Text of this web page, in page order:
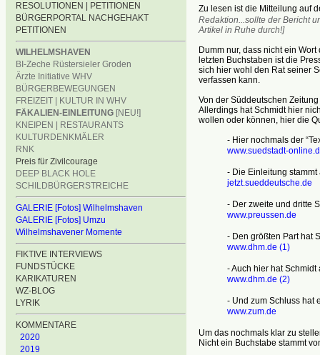
RESOLUTIONEN | PETITIONEN
BÜRGERPORTAL NACHGEHAKT
PETITIONEN
WILHELMSHAVEN
BI-Zeche Rüstersieler Groden
Ärzte Initiative WHV
BÜRGERBEWEGUNGEN
FREIZEIT | KULTUR IN WHV
FÄKALIEN-EINLEITUNG [NEU!]
KNEIPEN | RESTAURANTS
KULTURDENKMÄLER
RNK
Preis für Zivilcourage
DEEP BLACK HOLE
SCHILDBÜRGERSTREICHE
GALERIE [Fotos] Wilhelmshaven
GALERIE [Fotos] Umzu
Wilhelmshavener Momente
FIKTIVE INTERVIEWS
FUNDSTÜCKE
KARIKATUREN
WZ-BLOG
LYRIK
KOMMENTARE
2020
2019
Zu lesen ist die Mitteilung auf
Redaktion...sollte der Bericht
Artikel in Ruhe durch!]
Dumm nur, dass nicht ein
letzten Buchstaben ist die
sich hier wohl den Rat seiner
verfassen kann.
Von der Süddeutschen
Allerdings hat Schmidt hier
wollen oder können, hier die
- Hier nochmals der
www.suedstadt-
- Die Einleitung
jetzt.sueddeutsche.de
- Der zweite und dritte
www.preussen.de
- Den größten Part hat
www.dhm.de (1)
- Auch hier hat
www.dhm.de (2)
- Und zum Schluss hat
www.zum.de
Um das nochmals klar zu
Nicht ein Buchstabe stammt